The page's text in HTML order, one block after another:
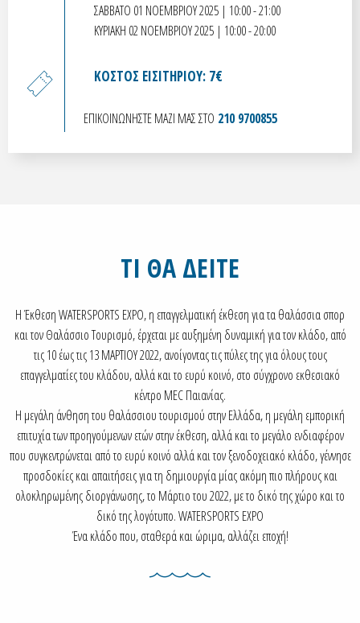
ΣΑΒΒΑΤΟ 01 ΝΟΕΜΒΡΙΟΥ 2025 | 10:00 - 21:00
ΚΥΡΙΑΚΗ 02 ΝΟΕΜΒΡΙΟΥ 2025 | 10:00 - 20:00
ΚΟΣΤΟΣ ΕΙΣΙΤΗΡΙΟΥ: 7€
ΕΠΙΚΟΙΝΩΝΗΣΤΕ ΜΑΖΙ ΜΑΣ ΣΤΟ 210 9700855
ΤΙ ΘΑ ΔΕΙΤΕ
Η Έκθεση WATERSPORTS EXPO, η επαγγελματική έκθεση για τα θαλάσσια σπορ
και τον Θαλάσσιο Τουρισμό, έρχεται με αυξημένη δυναμική για τον κλάδο, από
τις 10 έως τις 13 ΜΑΡΤΙΟΥ 2022, ανοίγοντας τις πύλες της για όλους τους
επαγγελματίες του κλάδου, αλλά και το ευρύ κοινό, στο σύγχρονο εκθεσιακό
κέντρο MEC Παιανίας.
Η μεγάλη άνθηση του θαλάσσιου τουρισμού στην Ελλάδα, η μεγάλη εμπορική
επιτυχία των προηγούμενων ετών στην έκθεση, αλλά και το μεγάλο ενδιαφέρον
που συγκεντρώνεται από το ευρύ κοινό αλλά και τον ξενοδοχειακό κλάδο, γέννησε
προσδοκίες και απαιτήσεις για τη δημιουργία μίας ακόμη πιο πλήρους και
ολοκληρωμένης διοργάνωσης, το Μάρτιο του 2022, με το δικό της χώρο και το
δικό της λογότυπο. WATERSPORTS EXPO
Ένα κλάδο που, σταθερά και ώριμα, αλλάζει εποχή!